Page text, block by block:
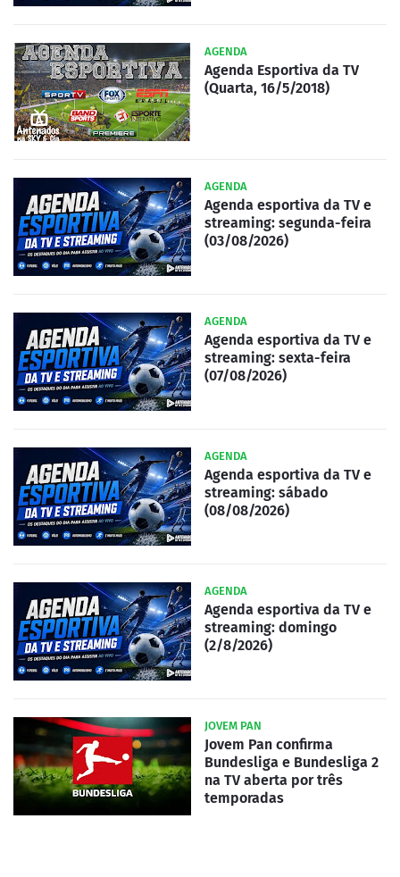
AGENDA
Agenda Esportiva da TV
(Quarta, 16/5/2018)
AGENDA
Agenda esportiva da TV e
streaming: segunda-feira
(03/08/2026)
AGENDA
Agenda esportiva da TV e
streaming: sexta-feira
(07/08/2026)
AGENDA
Agenda esportiva da TV e
streaming: sábado
(08/08/2026)
AGENDA
Agenda esportiva da TV e
streaming: domingo
(2/8/2026)
JOVEM PAN
Jovem Pan confirma
Bundesliga e Bundesliga 2
na TV aberta por três
temporadas